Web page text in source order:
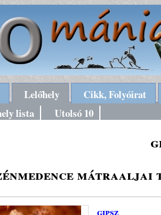
Lelőhely
Cikk, Folyóirat
lista Utolsó 10
gipsz